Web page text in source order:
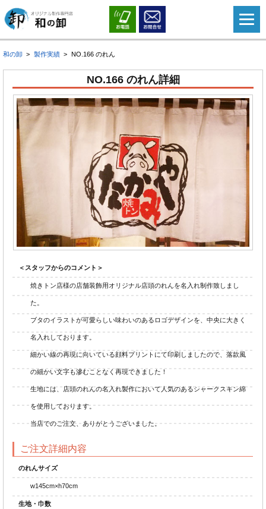
和の卸 製作実績 NO.166 のれん
NO.166 のれん詳細
＜スタッフからのコメント＞
焼きトン店様の店舗装飾用オリジナル店頭のれんを名入れ制作致しまし
た。
ブタのイラストが可愛らしい味わいのあるロゴデザインを、中央に大きく
名入れしております。
細かい線の再現に向いている顔料プリントにて印刷しましたので、落款風
の細かい文字も滲むことなく再現できました！
生地には、店頭のれんの名入れ製作において人気のあるシャークスキン綿
を使用しております。
当店でのご注文、ありがとうございました。
ご注文詳細内容
のれんサイズ
w145cm×h70cm
生地・巾数